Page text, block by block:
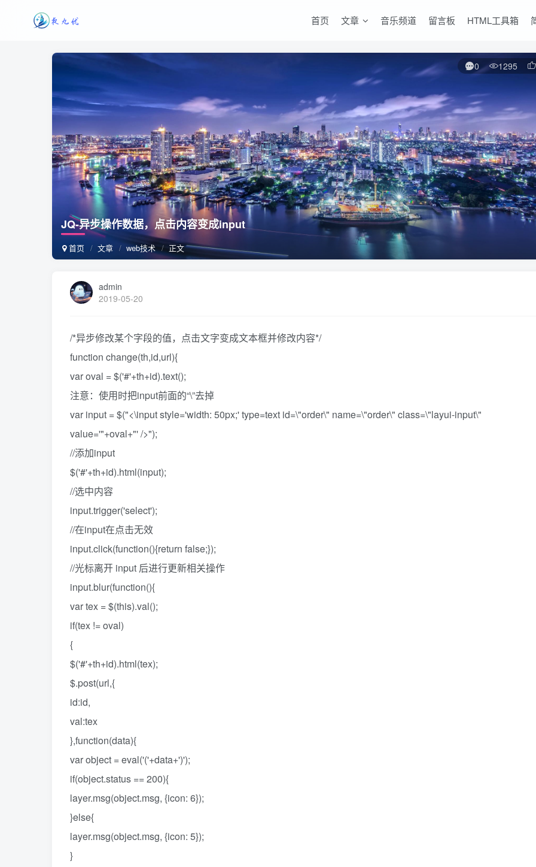
首页 文章 音乐频道 留言板 HTML工具箱
JQ-异步操作数据，点击内容变成input
首页 文章 web技术 正文
0 1295
admin
2019-05-20
/*异步修改某个字段的值，点击文字变成文本框并修改内容*/
function change(th,id,url){
var oval = $('#'+th+id).text();
注意：使用时把input前面的“\”去掉
var input = $("<\input style='width: 50px;' type=text id=\"order\" name=\"order\" class=\"layui-input\"
value='"+oval+"' />");
//添加input
$('#'+th+id).html(input);
//选中内容
input.trigger('select');
//在input在点击无效
input.click(function(){return false;});
//光标离开 input 后进行更新相关操作
input.blur(function(){
var tex = $(this).val();
if(tex != oval)
{
$('#'+th+id).html(tex);
$.post(url,{
id:id,
val:tex
},function(data){
var object = eval('('+data+')');
if(object.status == 200){
layer.msg(object.msg, {icon: 6});
}else{
layer.msg(object.msg, {icon: 5});
}